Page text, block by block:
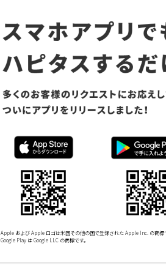
Apple および Apple ロゴは米国その他の国で登録された Apple Inc. の商標
Google Play は Google LLC の商標です。